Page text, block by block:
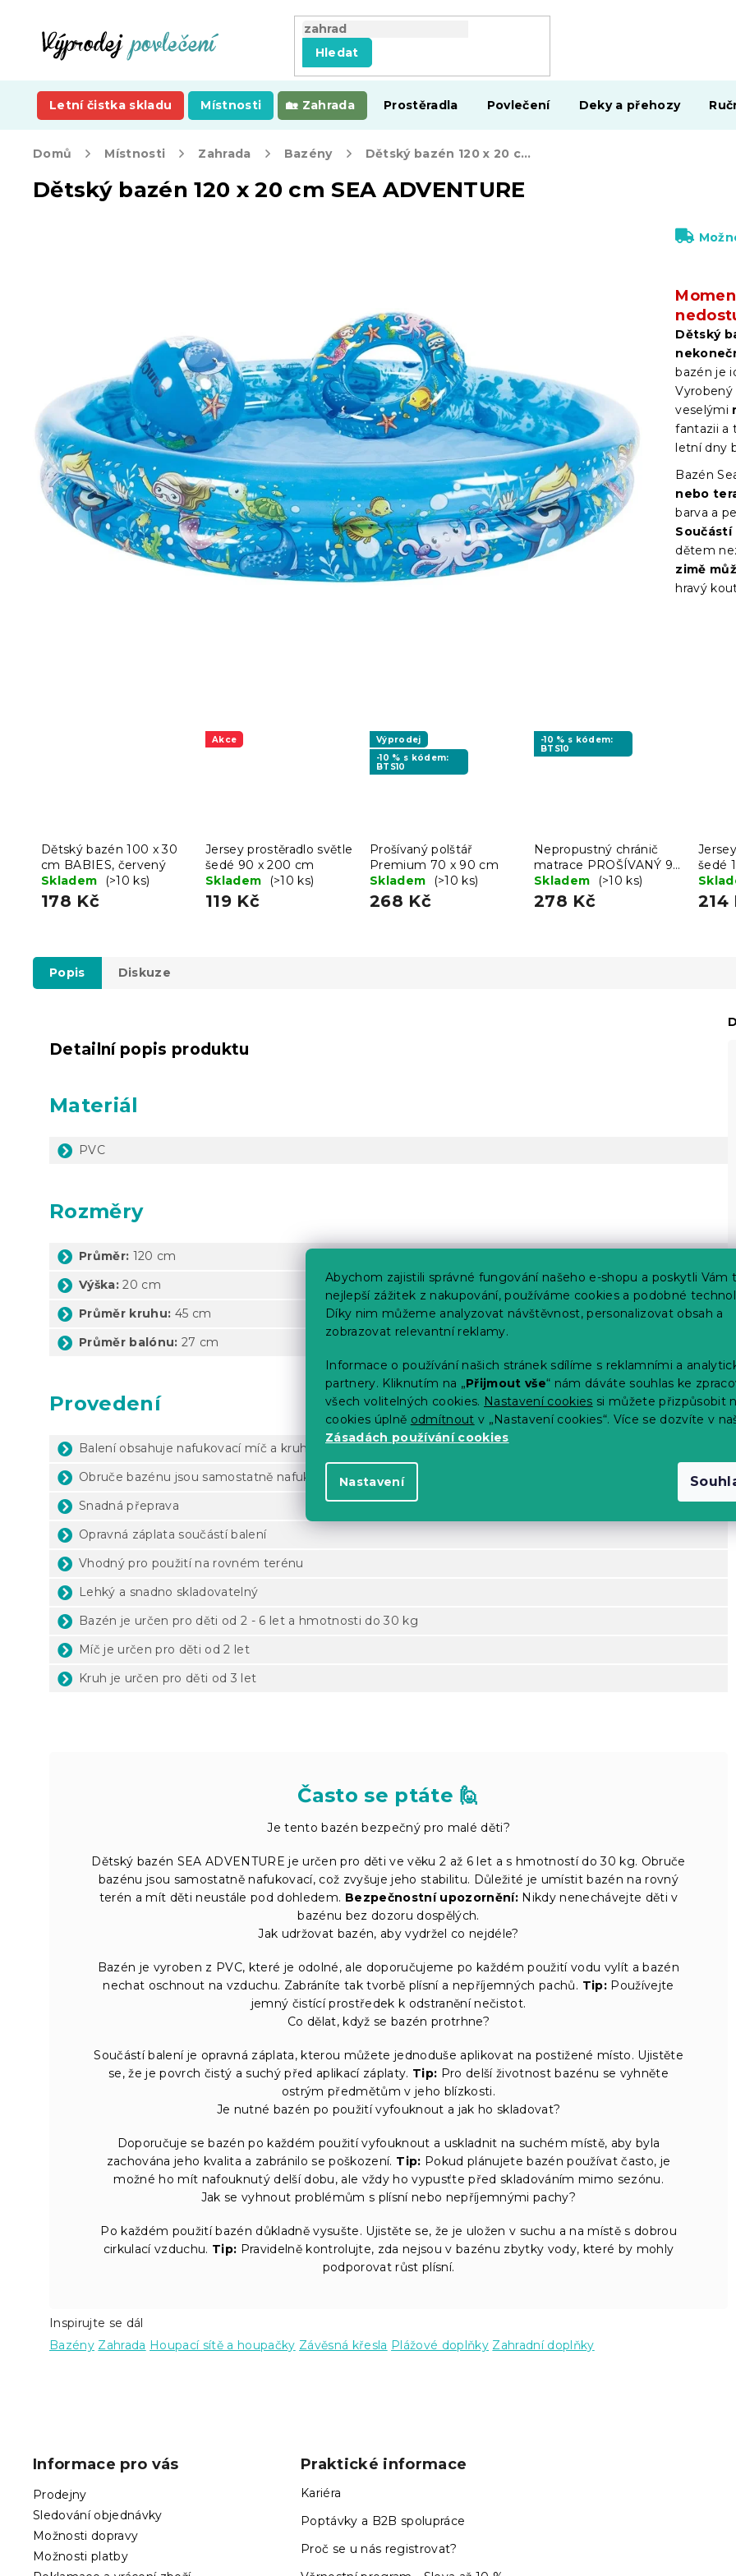
Abychom zajistili správné fungování našeho e-shopu a poskytli Vám
nejlepší zážitek z nakupování, používáme cookies a podobné
Díky nim můžeme analyzovat návštěvnost, personalizovat obsah a
zobrazovat relevantní reklamy.
Informace o používání našich stránek sdílíme s reklamními a
partnery. Kliknutím na „Přijmout vše“ nám dáváte souhlas ke
všech volitelných cookies. Nastavení cookies si můžete přizpůsobit
cookies úplně odmítnout v „Nastavení cookies“. Více se dozvíte v
Zásadách používání cookies
Nastavení
Hledat
Letní čistka skladu Místnosti Zahrada Prostěradla Povlečení Deky a přehozy
Domů Místnosti Zahrada Bazény Dětský bazén 120 x 20 cm SEA ADVENTURE
Dětský bazén 120 x 20 cm SEA ADVENTURE
Dětský
bazén je
veselými
fantazii a
letní dny
Bazén
nebo
barva a
dětem
zimě
hravý
Dětský bazén 100 x 30
cm BABIES, červený
Skladem
(>10 ks)
178 Kč
Akce
Jersey prostěradlo světle
šedé 90 x 200 cm
Skladem
(>10 ks)
119 Kč
Výprodej
-10 % s kódem:
BTS10
Prošívaný polštář
Premium 70 x 90 cm
Skladem
(>10 ks)
268 Kč
-10 % s kódem:
BTS10
Nepropustný chránič
matrace PROŠÍVANÝ 90
x 200 cm
Skladem (>10 ks)
278 Kč
šedé
214
Popis Diskuze
Detailní popis produktu
Materiál
PVC
Rozměry
Průměr: 120 cm
Výška: 20 cm
Průměr kruhu: 45 cm
Průměr balónu: 27 cm
Provedení
Balení obsahuje nafukovací míč a kruh
Obruče bazénu jsou samostatně nafukovací
Snadná přeprava
Opravná záplata součástí balení
Vhodný pro použití na rovném terénu
Lehký a snadno skladovatelný
Bazén je určen pro děti od 2 - 6 let a hmotnosti do 30 kg
Míč je určen pro děti od 2 let
Kruh je určen pro děti od 3 let
Často se ptáte 🙋
Je tento bazén bezpečný pro malé děti?
Dětský bazén SEA ADVENTURE je určen pro děti ve věku 2 až 6 let a s hmotností do 30 kg. Obruče
bazénu jsou samostatně nafukovací, což zvyšuje jeho stabilitu. Důležité je umístit bazén na rovný
terén a mít děti neustále pod dohledem. Bezpečnostní upozornění:Nikdy nenechávejte děti v
bazénu bez dozoru dospělých.
Jak udržovat bazén, aby vydržel co nejdéle?
Bazén je vyroben z PVC, které je odolné, ale doporučujeme po každém použití vodu vylít a bazén
nechat oschnout na vzduchu. Zabráníte tak tvorbě plísní a nepříjemných pachů. Tip:Používejte
jemný čistící prostředek k odstranění nečistot.
Co dělat, když se bazén protrhne?
Součástí balení je opravná záplata, kterou můžete jednoduše aplikovat na postižené místo. Ujistěte
se, že je povrch čistý a suchý před aplikací záplaty. Tip: Pro delší životnost bazénu se vyhněte
ostrým předmětům v jeho blízkosti.
Je nutné bazén po použití vyfouknout a jak ho skladovat?
Doporučuje se bazén po každém použití vyfouknout a uskladnit na suchém místě, aby byla
zachována jeho kvalita a zabránilo se poškození. Tip: Pokud plánujete bazén používat často, je
možné ho mít nafouknutý delší dobu, ale vždy ho vypusťte před skladováním mimo sezónu.
Jak se vyhnout problémům s plísní nebo nepříjemnými pachy?
Po každém použití bazén důkladně vysušte. Ujistěte se, že je uložen v suchu a na místě s dobrou
cirkulací vzduchu. Tip: Pravidelně kontrolujte, zda nejsou v bazénu zbytky vody, které by mohly
podporovat růst plísní.
Inspirujte se dál
Bazény Zahrada Houpací sítě a houpačky Závěsná křesla Plážové doplňky Zahradní doplňky
Informace pro vás
Prodejny
Sledování objednávky
Možnosti dopravy
Možnosti platby
Praktické informace
Kariéra
Poptávky a B2B spolupráce
Proč se u nás registrovat?